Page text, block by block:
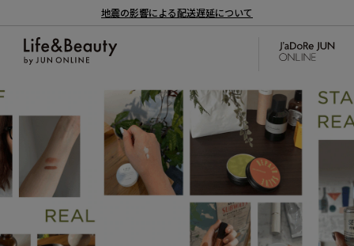
地震の影響による配送遅延について